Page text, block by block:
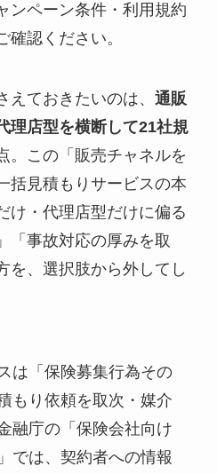
ンペーン条件・利用規約
確認ください。
ておきたいのは、 通販
理店型を横断して21社規
。この「販売チャネルを
括見積もりサービスの本
け・代理店型だけに偏る
「事故対応の厚みを取
を、選択肢から外してし
は「保険募集行為その
もり依頼を取次・媒介
融庁の「保険会社向け
では、契約者への情報